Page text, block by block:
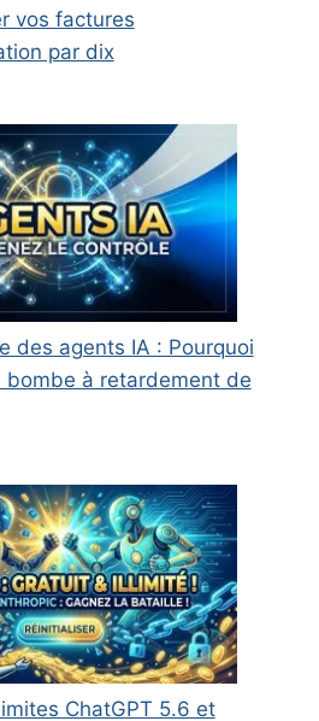
vos factures
par dix
des agents IA : Pourquoi
bombe à retardement de
ChatGPT 5.6 et